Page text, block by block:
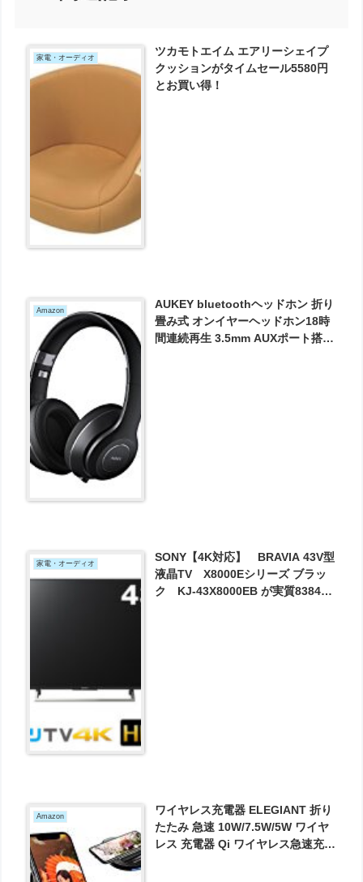
家電・オーディオ
ツカモトエイム エアリーシェイプ
クッションがタイムセール5580円
とお買い得！
Amazon
AUKEY bluetoothヘッドホン 折り
畳み式 オンイヤーヘッドホン18時
間連続再生 3.5mm AUXポート搭載
家電・オーディオ
SONY【4K対応】 BRAVIA 43V型
液晶TV X8000Eシリーズ ブラッ
ク KJ-43X8000EB が実質83840
Amazon
ワイヤレス充電器 ELEGIANT 折り
たたみ 急速 10W/7.5W/5W ワイヤ
レス 充電器 Qi ワイヤレス急速充電